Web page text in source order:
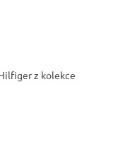
z kolekce